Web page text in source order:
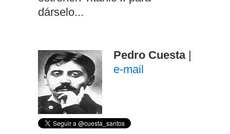
dárselo...
Pedro Cuesta|
e-mail